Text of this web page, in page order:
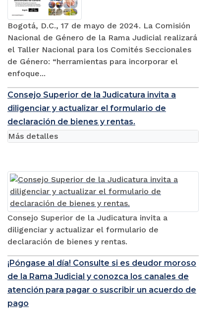
Bogotá, D.C., 17 de mayo de 2024. La Comisión
Nacional de Género de la Rama Judicial realizará
el Taller Nacional para los Comités Seccionales
de Género: “herramientas para incorporar el
enfoque...
Consejo Superior de la Judicatura invita a
diligenciar y actualizar el formulario de
declaración de bienes y rentas.
Consejo Superior de la Judicatura invita a
diligenciar y actualizar el formulario de
declaración de bienes y rentas.
Más detalles
¡Póngase al día! Consulte si es deudor moroso
de la Rama Judicial y conozca los canales de
atención para pagar o suscribir un acuerdo de
pago